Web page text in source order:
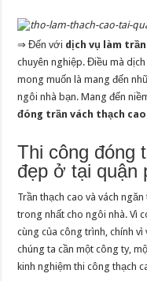
⇒ Đến với dịch vụ làm
chuyên nghiệp. Điều mà
mong muốn là mang đến
ngôi nhà bạn. Mang đến
đóng trần vách thạch
Thi công đóng
đẹp ở tại quận
Trần thạch cao và vách
trong nhất cho ngôi nhà. Vì
cùng của công trình, chính
chúng ta cần một công ty,
kinh nghiệm thi công thạch